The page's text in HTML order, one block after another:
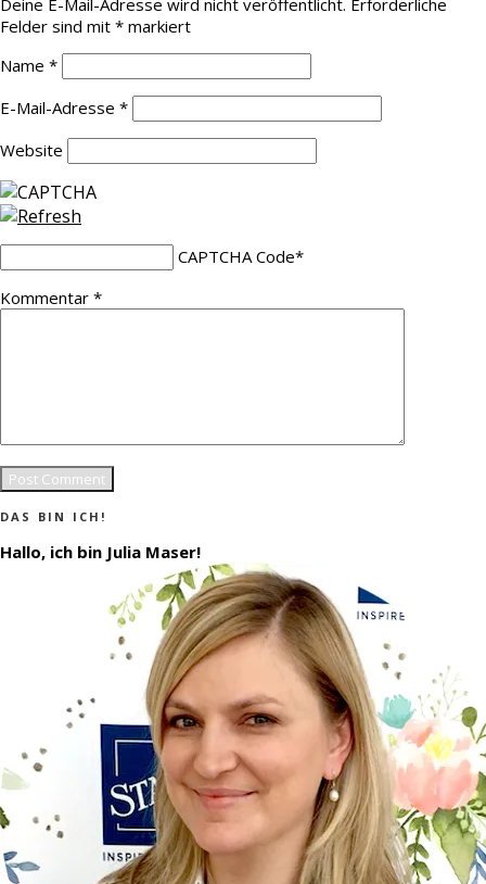
Deine E-Mail-Adresse wird nicht veröffentlicht. Erforderliche
Felder sind mit * markiert
Name *
E-Mail-Adresse *
Website
CAPTCHA Code*
Kommentar *
DAS BIN ICH!
Hallo, ich bin Julia Maser!